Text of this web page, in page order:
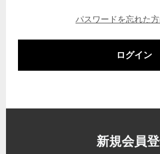
パスワードを忘れた
ログイン
新規会員